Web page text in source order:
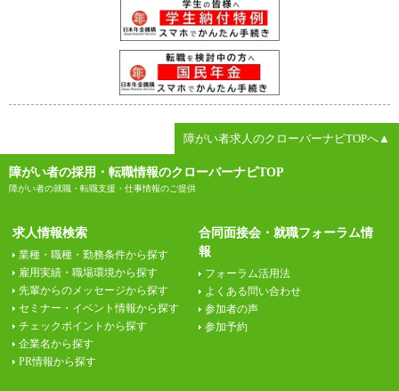
障がい者求人のクローバーナビTOPへ▲
障がい者の採用・転職情報のクローバーナビTOP
障がい者の就職・転職支援・仕事情報のご提供
求人情報検索
業種・職種・勤務条件から探す
雇用実績・職場環境から探す
先輩からのメッセージから探す
セミナー・イベント情報から探す
チェックポイントから探す
企業名から探す
PR情報から探す
合同面接会・就職フォーラム情
報
フォーラム活用法
よくある問い合わせ
参加者の声
参加予約